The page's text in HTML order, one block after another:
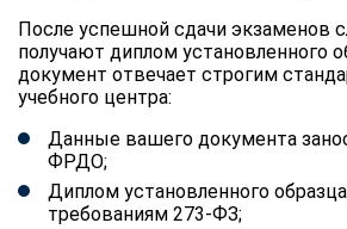
После успешной сдачи экзаменов
получают диплом установленного
документ отвечает строгим
учебного центра:
Данные вашего документа
ФРДО;
Диплом установленного
требованиям 273-ФЗ;